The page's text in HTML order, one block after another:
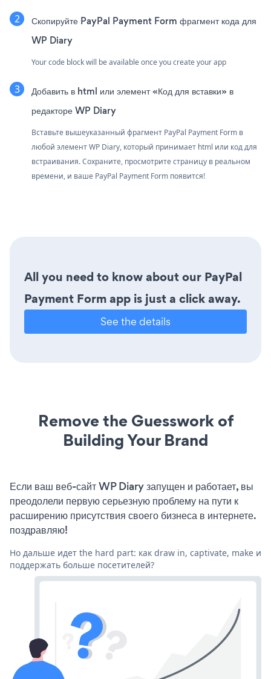
Скопируйте PayPal Payment Form фрагмент кода для
WP Diary
Your code block will be available once you create your app
Добавить в html или элемент «Код для вставки» в
редакторе WP Diary
Вставьте вышеуказанный фрагмент PayPal Payment Form в
любой элемент WP Diary, который принимает html или код для
встраивания. Сохраните, просмотрите страницу в реальном
времени, и ваше PayPal Payment Form появится!
All you need to know about our PayPal
Payment Form app is just a click away.
See the details
Remove the Guesswork of
Building Your Brand
Если ваш веб-сайт WP Diary запущен и работает, вы
преодолели первую серьезную проблему на пути к
расширению присутствия своего бизнеса в интернете.
поздравляю!
Но дальше идет the hard part: как draw in, captivate, make и
поддержать больше посетителей?